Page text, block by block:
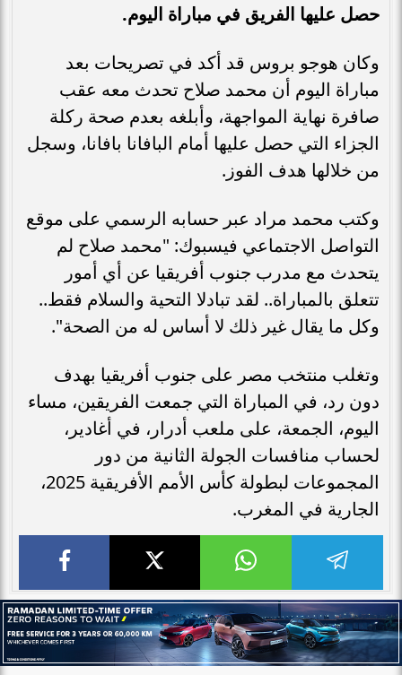
حصل عليها الفريق في مباراة اليوم.
وكان هوجو بروس قد أكد في تصريحات بعد
مباراة اليوم أن محمد صلاح تحدث معه عقب
صافرة نهاية المواجهة، وأبلغه بعدم صحة ركلة
الجزاء التي حصل عليها أمام البافانا بافانا، وسجل
من خلالها هدف الفوز.
وكتب محمد مراد عبر حسابه الرسمي على موقع
التواصل الاجتماعي فيسبوك: "محمد صلاح لم
يتحدث مع مدرب جنوب أفريقيا عن أي أمور
تتعلق بالمباراة.. لقد تبادلا التحية والسلام فقط..
وكل ما يقال غير ذلك لا أساس له من الصحة".
وتغلب منتخب مصر على جنوب أفريقيا بهدف
دون رد، في المباراة التي جمعت الفريقين، مساء
اليوم، الجمعة، على ملعب أدرار، في أغادير،
لحساب منافسات الجولة الثانية من دور
المجموعات لبطولة كأس الأمم الأفريقية 2025،
الجارية في المغرب.